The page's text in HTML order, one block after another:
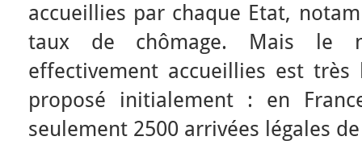
accueillies par chaque Etat,
taux de chômage. Mais le
effectivement accueillies est
proposé initialement : en
seulement 2500 arrivées légales